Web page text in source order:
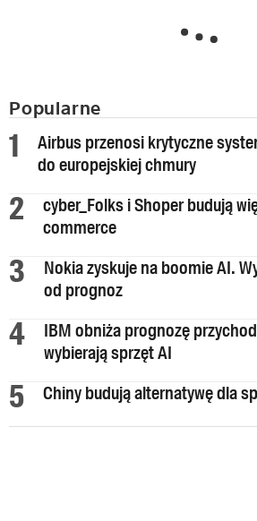
Popularne
Airbus przenosi krytyczne
do europejskiej chmury
cyber_Folks i Shoper budują
commerce
Nokia zyskuje na boomie AI.
od prognoz
IBM obniża prognozę
wybierają sprzęt AI
Chiny budują alternatywę dla